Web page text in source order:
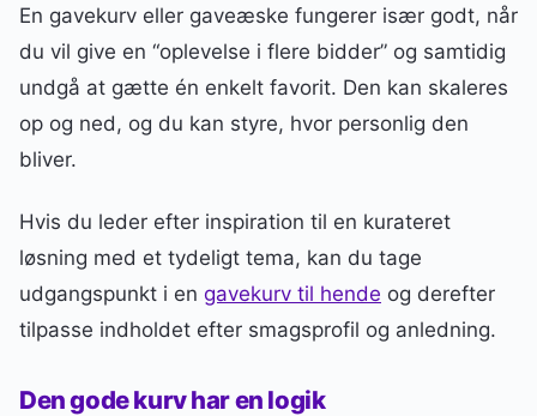
En gavekurv eller gaveæske fungerer især godt, når
du vil give en “oplevelse i flere bidder” og samtidig
undgå at gætte én enkelt favorit. Den kan skaleres
op og ned, og du kan styre, hvor personlig den
bliver.
Hvis du leder efter inspiration til en kurateret
løsning med et tydeligt tema, kan du tage
udgangspunkt i en gavekurv til hende og derefter
tilpasse indholdet efter smagsprofil og anledning.
Den gode kurv har en logik